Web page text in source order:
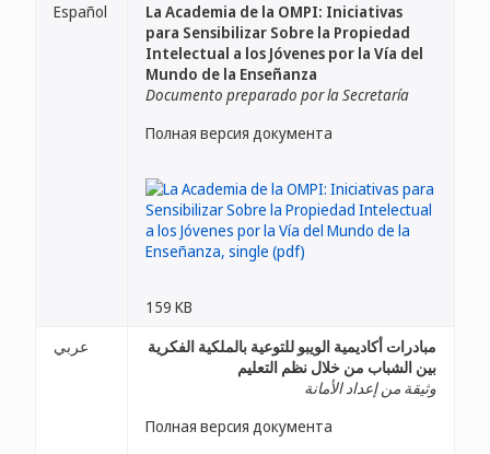
Español
La Academia de la OMPI: Iniciativas
para Sensibilizar Sobre la Propiedad
Intelectual a los Jóvenes por la Vía del
Mundo de la Enseñanza
Documento preparado por la Secretaría
Полная версия документа
159 KB
عربي
مبادرات أكاديمية الويبو للتوعية بالملكية الفكرية
بين الشباب من خلال نظم التعليم
وثيقة من إعداد الأمانة
Полная версия документа